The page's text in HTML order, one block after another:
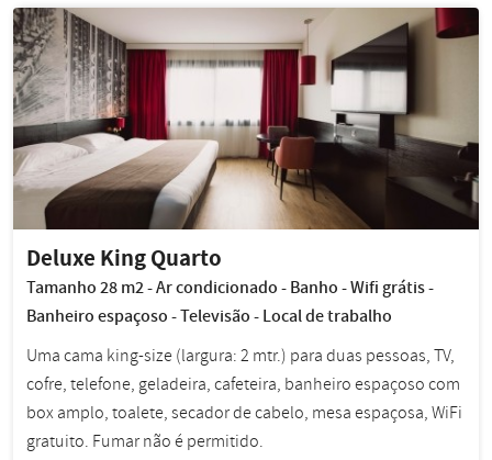
Deluxe King Quarto
Tamanho 28 m2 - Ar condicionado - Banho - Wifi grátis -
Banheiro espaçoso - Televisão - Local de trabalho
Uma cama king-size (largura: 2 mtr.) para duas pessoas, TV,
cofre, telefone, geladeira, cafeteira, banheiro espaçoso com
box amplo, toalete, secador de cabelo, mesa espaçosa, WiFi
gratuito. Fumar não é permitido.